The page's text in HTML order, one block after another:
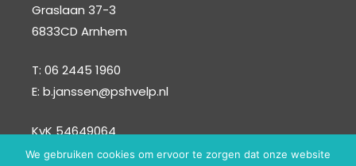
Graslaan 37-3
6833CD Arnhem
T: 06 2445 1960
E: b.janssen@pshvelp.nl
KvK 54649064
We gebruiken cookies om ervoor te zorgen dat onze website